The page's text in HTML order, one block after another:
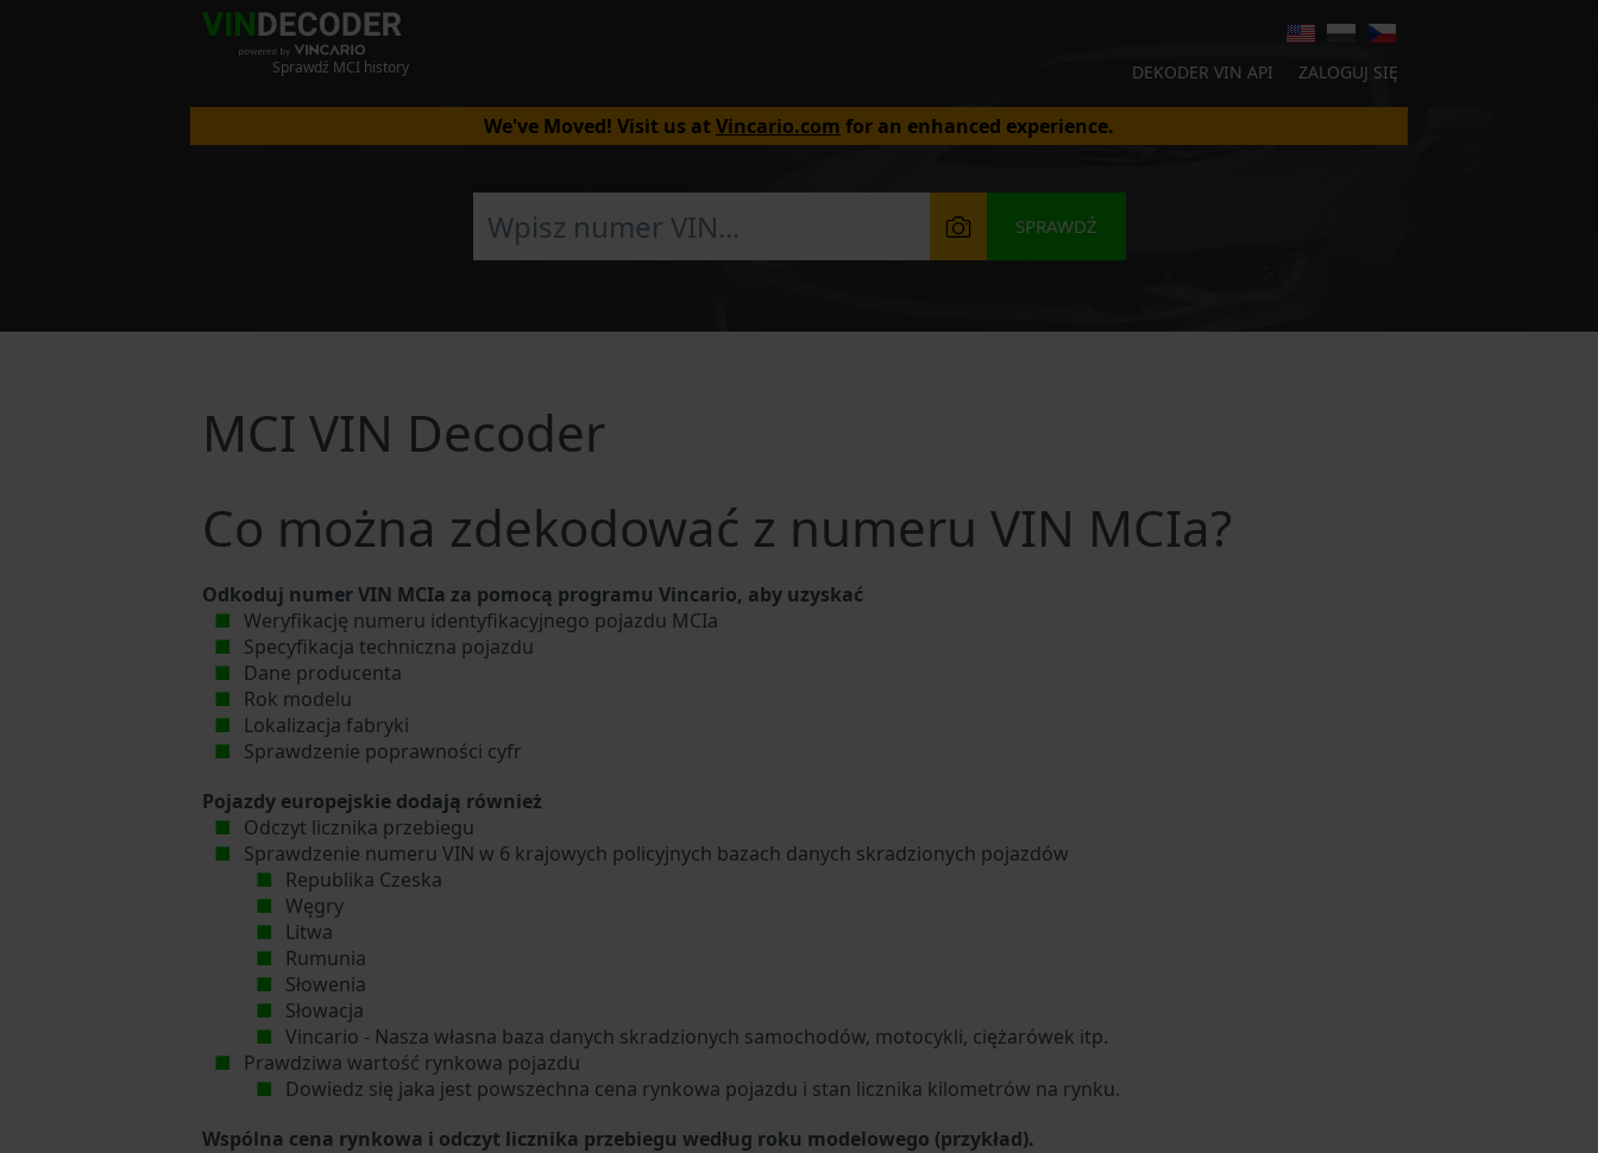
Sprawdź MCI history DEKODER VIN API ZALOGUJ SIĘ
We've Moved! Visit us atVincario.com for an enhanced experience.
SPRAWDŹ
MCI VIN Decoder
Co można zdekodować z numeru VIN MCIa?
Odkoduj numer VIN MCIa za pomocą programu Vincario, aby uzyskać
Weryfikację numeru identyfikacyjnego pojazdu MCIa
Specyfikacja techniczna pojazdu
Dane producenta
Rok modelu
Lokalizacja fabryki
Sprawdzenie poprawności cyfr
Pojazdy europejskie dodają również
Odczyt licznika przebiegu
Sprawdzenie numeru VIN w 6 krajowych policyjnych bazach danych skradzionych pojazdów
Republika Czeska
Węgry
Litwa
Rumunia
Słowenia
Słowacja
Vincario - Nasza własna baza danych skradzionych samochodów, motocykli, ciężarówek itp.
Prawdziwa wartość rynkowa pojazdu
Dowiedz się jaka jest powszechna cena rynkowa pojazdu i stan licznika kilometrów na rynku.
Wspólna cena rynkowa i odczyt licznika przebiegu według roku modelowego (przykład).